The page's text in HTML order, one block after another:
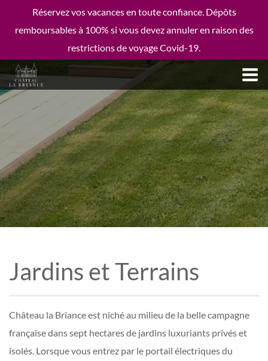
Réservez vos vacances en toute confiance. Dépôts
remboursables à 100% si vous devez annuler en raison des
restrictions de voyage Covid-19.
Jardins et Terrains
Château la Briance est niché au milieu de la belle campagne
française dans sept hectares de jardins luxuriants privés et
isolés. Lorsque vous entrez par le portail électriques du